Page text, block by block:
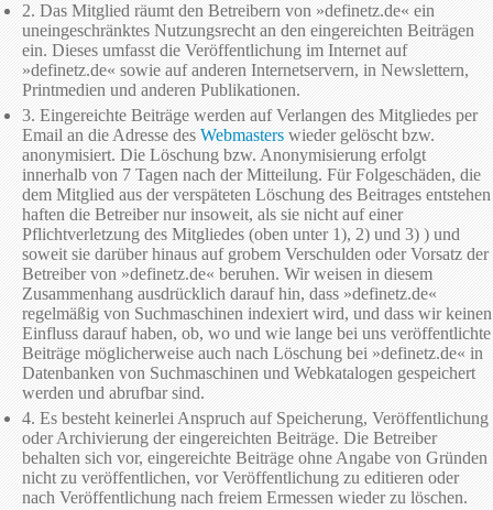
2. Das Mitglied räumt den Betreibern von »definetz.de« ein
uneingeschränktes Nutzungsrecht an den eingereichten Beiträgen
ein. Dieses umfasst die Veröffentlichung im Internet auf
»definetz.de« sowie auf anderen Internetservern, in Newslettern,
Printmedien und anderen Publikationen.
3. Eingereichte Beiträge werden auf Verlangen des Mitgliedes per
Email an die Adresse des Webmasters wieder gelöscht bzw.
anonymisiert. Die Löschung bzw. Anonymisierung erfolgt
innerhalb von 7 Tagen nach der Mitteilung. Für Folgeschäden, die
dem Mitglied aus der verspäteten Löschung des Beitrages entstehen
haften die Betreiber nur insoweit, als sie nicht auf einer
Pflichtverletzung des Mitgliedes (oben unter 1), 2) und 3) ) und
soweit sie darüber hinaus auf grobem Verschulden oder Vorsatz der
Betreiber von »definetz.de« beruhen. Wir weisen in diesem
Zusammenhang ausdrücklich darauf hin, dass »definetz.de«
regelmäßig von Suchmaschinen indexiert wird, und dass wir keinen
Einfluss darauf haben, ob, wo und wie lange bei uns veröffentlichte
Beiträge möglicherweise auch nach Löschung bei »definetz.de« in
Datenbanken von Suchmaschinen und Webkatalogen gespeichert
werden und abrufbar sind.
4. Es besteht keinerlei Anspruch auf Speicherung, Veröffentlichung
oder Archivierung der eingereichten Beiträge. Die Betreiber
behalten sich vor, eingereichte Beiträge ohne Angabe von Gründen
nicht zu veröffentlichen, vor Veröffentlichung zu editieren oder
nach Veröffentlichung nach freiem Ermessen wieder zu löschen.